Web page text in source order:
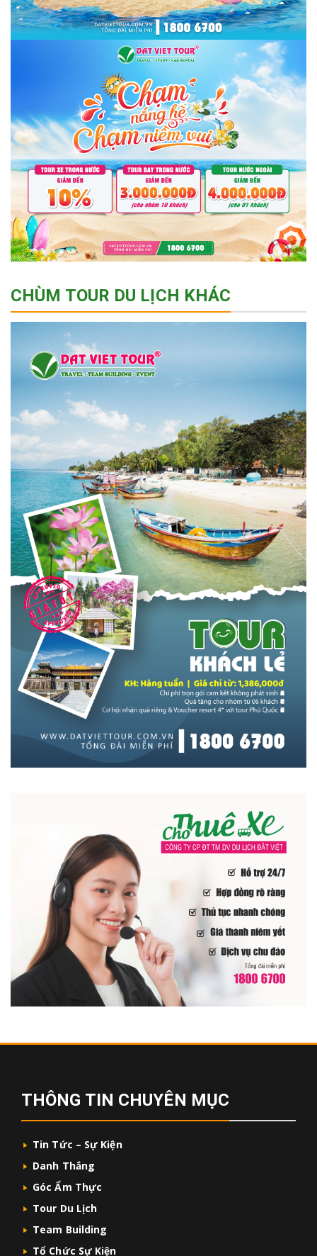
CHÙM TOUR DU LỊCH KHÁC
THÔNG TIN CHUYÊN MỤC
Tin Tức – Sự Kiện
Danh Thắng
Góc Ẩm Thực
Tour Du Lịch
Team Building
Tổ Chức Sự Kiện